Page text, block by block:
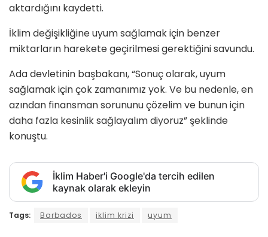
aktardığını kaydetti.
İklim değişikliğine uyum sağlamak için benzer
miktarların harekete geçirilmesi gerektiğini savundu.
Ada devletinin başbakanı, “Sonuç olarak, uyum
sağlamak için çok zamanımız yok. Ve bu nedenle, en
azından finansman sorununu çözelim ve bunun için
daha fazla kesinlik sağlayalım diyoruz” şeklinde
konuştu.
İklim Haber'i Google'da tercih edilen
kaynak olarak ekleyin
Tags: Barbados iklim krizi uyum